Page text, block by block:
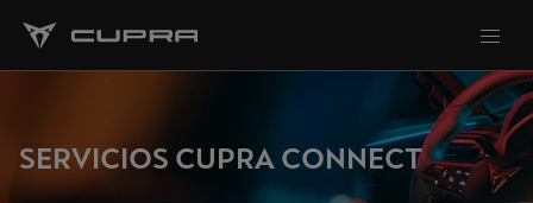
SERVICIOS CUPRA CONNECT